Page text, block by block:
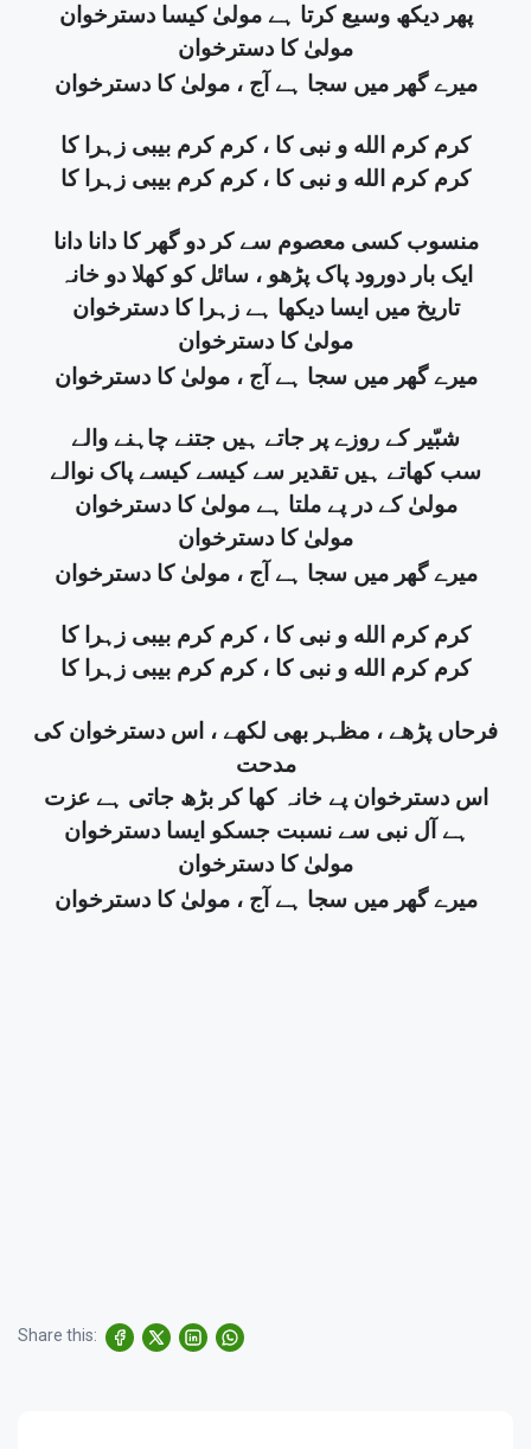
پھر دیکھ وسیع کرتا ہے مولیٰ کیسا دسترخوان
مولیٰ کا دسترخوان
میرے گھر میں سجا ہے آج ، مولیٰ کا دسترخوان
کرم کرم الله و نبی کا ، کرم کرم بیبی زہرا کا
کرم کرم الله و نبی کا ، کرم کرم بیبی زہرا کا
منسوب کسی معصوم سے کر دو گھر کا دانا دانا
ایک بار دورود پاک پڑھو ، سائل کو کھلا دو خانہ
تاریخ میں ایسا دیکھا ہے زہرا کا دسترخوان
مولیٰ کا دسترخوان
میرے گھر میں سجا ہے آج ، مولیٰ کا دسترخوان
شبّیر کے روزے پر جاتے ہیں جتنے چاہنے والے
سب کھاتے ہیں تقدیر سے کیسے کیسے پاک نوالے
مولیٰ کے در پے ملتا ہے مولیٰ کا دسترخوان
مولیٰ کا دسترخوان
میرے گھر میں سجا ہے آج ، مولیٰ کا دسترخوان
کرم کرم الله و نبی کا ، کرم کرم بیبی زہرا کا
کرم کرم الله و نبی کا ، کرم کرم بیبی زہرا کا
فرحاں پڑھے ، مظہر بھی لکھے ، اس دسترخوان کی
مدحت
اس دسترخوان پے خانہ کھا کر بڑھ جاتی ہے عزت
ہے آل نبی سے نسبت جسکو ایسا دسترخوان
مولیٰ کا دسترخوان
میرے گھر میں سجا ہے آج ، مولیٰ کا دسترخوان
Share this: